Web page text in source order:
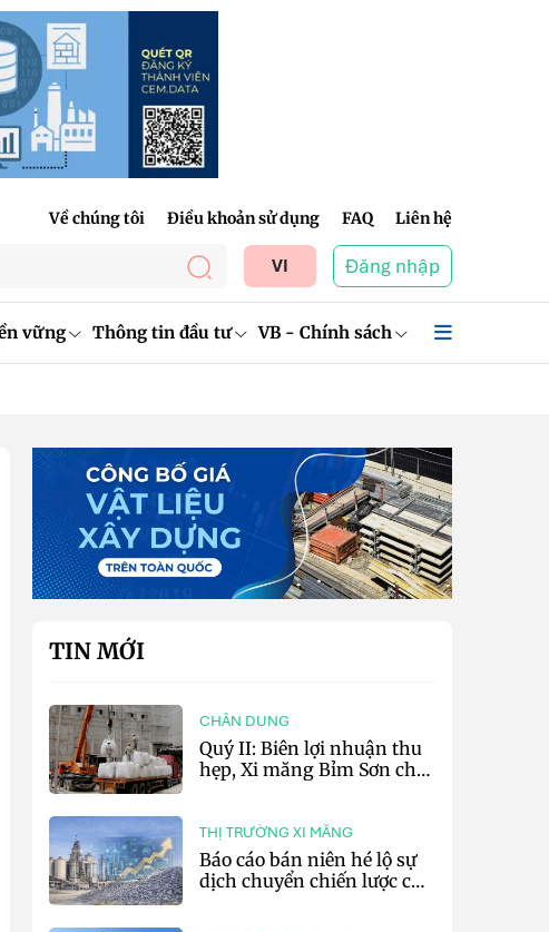
Về chúng tôi Điều khoản sử dụng FAQ Liên hệ
VI Đăng nhập
vững Thông tin đầu tư VB - Chính sách
TIN MỚI
CHÂN DUNG
Quý II: Biên lợi nhuận thu
hẹp, Xi măng Bỉm Sơn chỉ
THỊ TRƯỜNG XI MĂNG
Báo cáo bán niên hé lộ sự
dịch chuyển chiến lược của